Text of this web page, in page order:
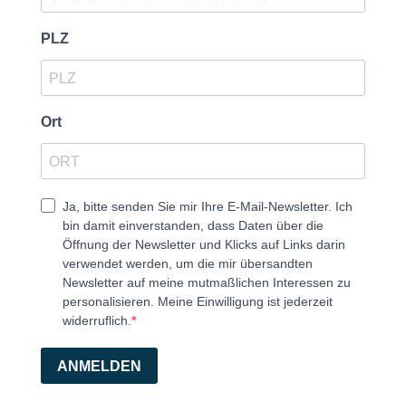
PLZ
Ort
Ja, bitte senden Sie mir Ihre E-Mail-Newsletter. Ich
bin damit einverstanden, dass Daten über die
Öffnung der Newsletter und Klicks auf Links darin
verwendet werden, um die mir übersandten
Newsletter auf meine mutmaßlichen Interessen zu
personalisieren. Meine Einwilligung ist jederzeit
widerruflich.
ANMELDEN